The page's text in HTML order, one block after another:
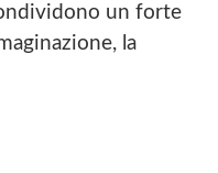
un forte
la